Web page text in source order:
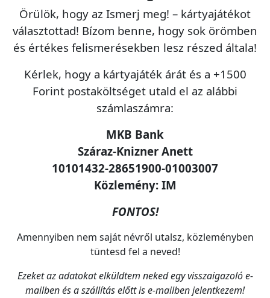
Örülök, hogy az Ismerj meg! – kártyajátékot
választottad! Bízom benne, hogy sok örömben
és értékes felismerésekben lesz részed általa!
Kérlek, hogy a kártyajáték árát és a +1500
Forint postaköltséget utald el az alábbi
számlaszámra:
MKB Bank
Száraz-Knizner Anett
10101432-28651900-01003007
Közlemény: IM
FONTOS!
Amennyiben nem saját névről utalsz, közleményben
tüntesd fel a neved!
Ezeket az adatokat elküldtem neked egy visszaigazoló e-
mailben és a szállítás előtt is e-mailben jelentkezem!